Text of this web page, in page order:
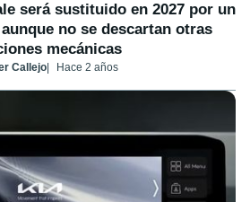
será sustituido en 2027 por un
no se descartan otras
mecánicas
Callejo Hace 2 años